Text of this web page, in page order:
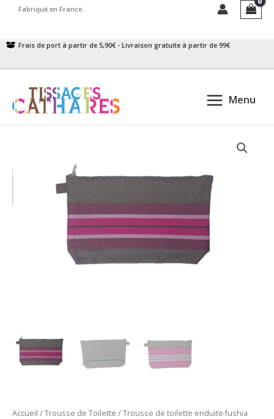
Fabriqué en France
Frais de port à partir de 5,90€ - Livraison gratuite à partir de 99€
Menu
Accueil /Trousse de Toilette / Trousse de toilette enduite fushia